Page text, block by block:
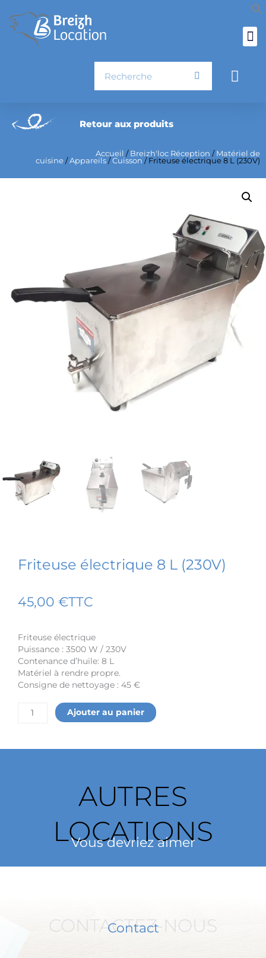
au
contenu
Retour aux produits
Accueil / Breizh'loc Réception / Matériel de
cuisine /Appareils /Cuisson / Friteuse électrique 8 L (230V)
Friteuse électrique 8 L (230V)
45,00 €TTC
Friteuse électrique
Puissance : 3500 W / 230V
Contenance d’huile: 8 L
Matériel à rendre propre.
Consigne de nettoyage : 45 €
quantité
Ajouter au panier
AUTRES
LOCATIONS
Vous devriez aimer
CONTACTEZ-NOUS
Contact